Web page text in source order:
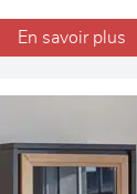
En savoir plus